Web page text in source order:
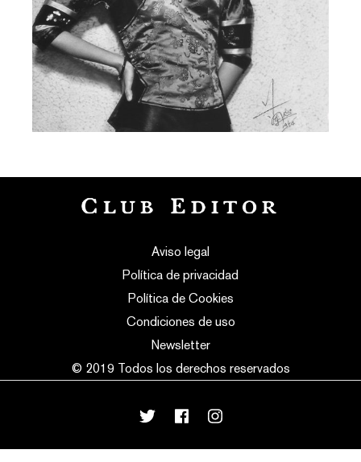
Aviso legal
Política de privacidad
Política de Cookies
Condiciones de uso
Newsletter
© 2019 Todos los derechos reservados